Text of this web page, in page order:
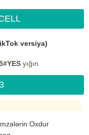
versiya)
yığın
Oxdur